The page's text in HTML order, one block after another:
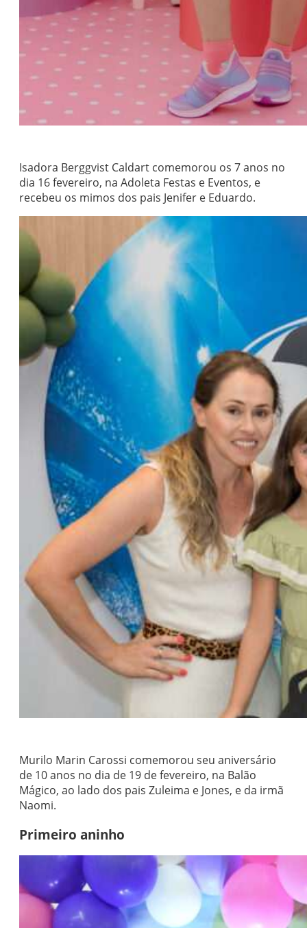
Isadora Berggvist Caldart comemorou os 7 anos no
dia 16 fevereiro, na Adoleta Festas e Eventos, e
recebeu os mimos dos pais Jenifer e Eduardo.
Murilo Marin Carossi comemorou seu aniversário
de 10 anos no dia de 19 de fevereiro, na Balão
Mágico, ao lado dos pais Zuleima e Jones, e da irmã
Naomi.
Primeiro aninho